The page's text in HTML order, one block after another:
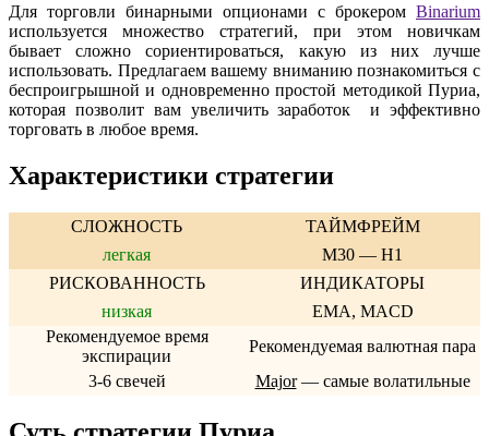
Для торговли бинарными опционами с брокером Binarium
используется множество стратегий, при этом новичкам
бывает сложно сориентироваться, какую из них лучше
использовать. Предлагаем вашему вниманию познакомиться с
беспроигрышной и одновременно простой методикой Пуриа,
которая позволит вам увеличить заработок и эффективно
торговать в любое время.
Характеристики стратегии
СЛОЖНОСТЬ
ТАЙМФРЕЙМ
легкая
M30 — H1
РИСКОВАННОСТЬ
ИНДИКАТОРЫ
низкая
EMA, MACD
Рекомендуемое время
экспирации
Рекомендуемая валютная пара
3-6 свечей
Major— самые волатильные